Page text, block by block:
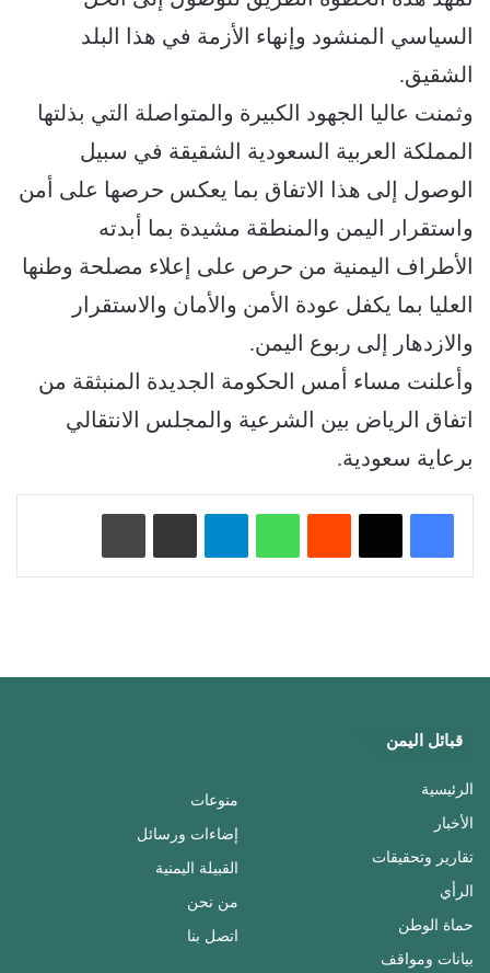
السياسي المنشود وإنهاء الأزمة في هذا البلد
الشقيق.
وثمنت عاليا الجهود الكبيرة والمتواصلة التي بذلتها
المملكة العربية السعودية الشقيقة في سبيل
الوصول إلى هذا الاتفاق بما يعكس حرصها على أمن
واستقرار اليمن والمنطقة مشيدة بما أبدته
الأطراف اليمنية من حرص على إعلاء مصلحة وطنها
العليا بما يكفل عودة الأمن والأمان والاستقرار
والازدهار إلى ربوع اليمن.
وأعلنت مساء أمس الحكومة الجديدة المنبثقة من
اتفاق الرياض بين الشرعية والمجلس الانتقالي
برعاية سعودية.
واتساب تيلقرام
قبائل اليمن
الرئيسية
الأخبار
تقارير وتحقيقات
الرأي
حماة الوطن
بيانات ومواقف
منوعات
إضاءات ورسائل
القبيلة اليمنية
من نحن
اتصل بنا